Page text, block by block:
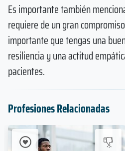
Es importante también
requiere de un gran
importante que tengas una
resiliencia y una actitud
pacientes.
Profesiones Relacionadas